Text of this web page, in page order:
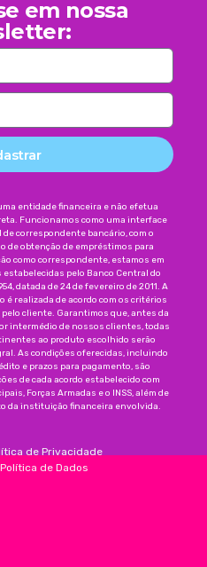
em nossa
entidade financeira e não efetua
Funcionamos como uma interface
correspondente bancário, com o
de obtenção de empréstimos para
como correspondente, estamos em
pelo Banco Central do
datada de 24 de fevereiro de 2011. A
é realizada de acordo com os critérios
cliente. Garantimos que, antes da
intermédio de nossos clientes, todas
ao produto escolhido serão
As condições oferecidas, incluindo
e prazos para pagamento, são
de cada acordo estabelecido com
Forças Armadas e o INSS, além de
da instituição financeira envolvida.
de Privacidade
Política de Dados